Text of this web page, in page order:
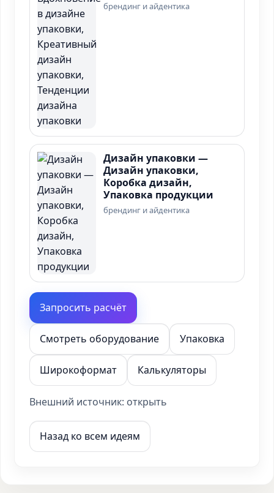
брендинг и айдентика
Дизайн упаковки —
Дизайн упаковки,
Коробка дизайн,
Упаковка продукции
брендинг и айдентика
Запросить расчёт
Смотреть оборудование Упаковка
Широкоформат Калькуляторы
Внешний источник: открыть
Назад ко всем идеям